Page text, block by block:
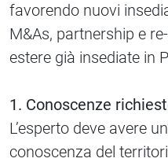
favorendo nuovi
M&As, partnership e
estere già insediate in
1. Conoscenze
L’esperto deve avere
conoscenza del